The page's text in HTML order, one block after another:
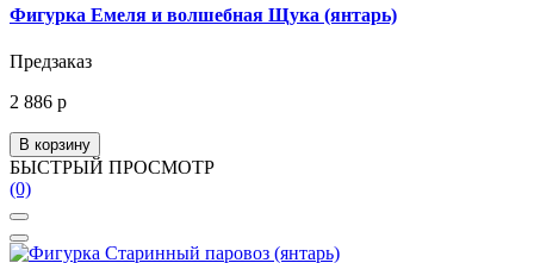
Фигурка Емеля и волшебная Щука (янтарь)
Предзаказ
2 886 р
В корзину
БЫСТРЫЙ ПРОСМОТР
(0)